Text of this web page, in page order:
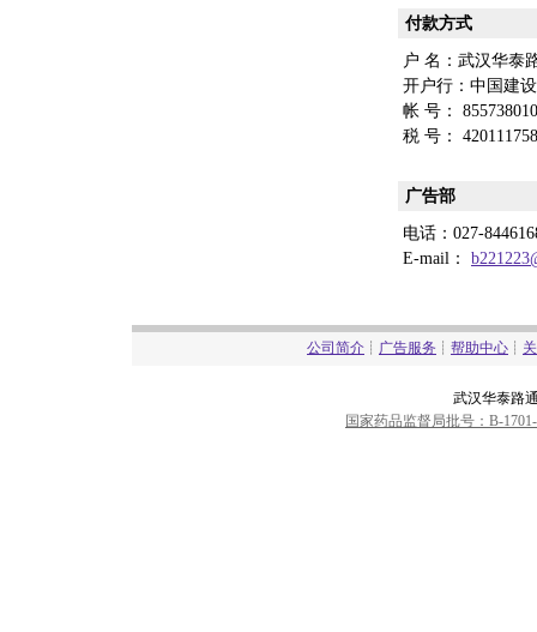
付款方式
户 名：武汉华泰
开户行：中国建
帐 号：
税 号：
广告部
电话：027-
E-mail：
公司简介 ┊ 广告服务 ┊ 帮助中心 ┊
武汉华泰路
国家药品监督局批号：B-